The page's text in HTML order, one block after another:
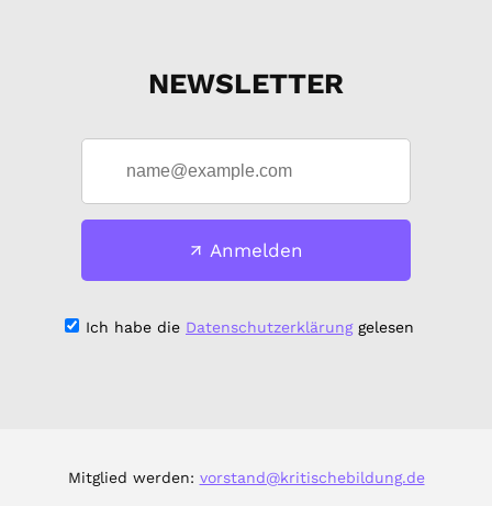
NEWSLETTER
Anmelden
Ich habe die Datenschutzerklärunggelesen
Mitglied werden: vorstand@kritischebildung.de